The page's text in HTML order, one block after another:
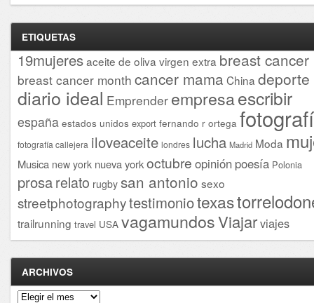
ETIQUETAS
19mujeresaceite de oliva virgen extra breast cancer
breast cancer month cancer mama China deporte
diario ideal Emprender empresaescribir
españa estados unidos export fernando r ortega
fotografía callejera iloveaceite londres lucha Madrid Moda
Musica new york nueva yorkoctubre opinión poesía Polonia
prosarelato rugby san antonio sexo
streetphotographytestimoniotexas
trailrunning travel USA vagamundosViajarviajes
ARCHIVOS
Archivos